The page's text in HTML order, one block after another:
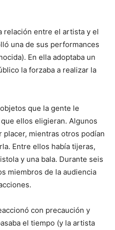
relación entre el artista y el
una de sus performances
En ella adoptaba un
la forzaba a realizar la
que la gente le
ellos eligieran. Algunos
mientras otros podían
Entre ellos había tijeras,
y una bala. Durante seis
miembros de la audiencia
con precaución y
el tiempo (y la artista